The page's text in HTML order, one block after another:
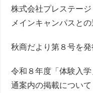
株式会社プレステー
メインキャンパスと
秋商だより第８号を
令和８年度「体験入
通案内の掲載について